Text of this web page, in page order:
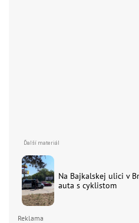
Na Bajkalskej ulici v
auta s cyklistom
Reklama